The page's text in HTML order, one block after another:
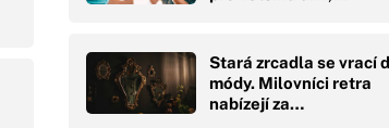
Stará zrcadla se vrací
módy. Milovníci retra
nabízejí za…